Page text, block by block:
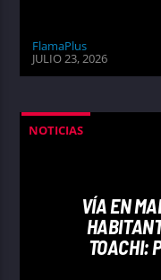
FlamaPlus
JULIO 23, 2026
NOTICIAS
VÍA EN
TOACHI: